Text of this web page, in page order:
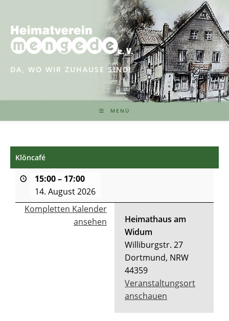
springen
DA, WO WIR ZUHAUSE SIND!
MENÜ
Klöncafé
15:00– 17:00
14. August 2026
Heimathaus am
Widum
Williburgstr. 27
Dortmund, NRW
44359
Veranstaltungsort
anschauen
Kompletten Kalender
ansehen